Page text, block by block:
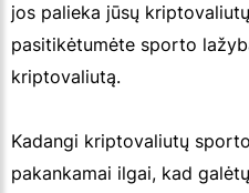
jos palieka jūsų
pasitikėtumėte sporto
kriptovaliutą.
Kadangi kriptovaliutų
pakankamai ilgai, kad